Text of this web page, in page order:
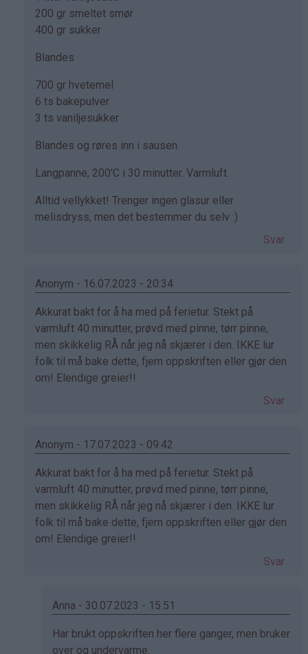
Svanhild
(ikke
bekreftet)
200 gr smeltet smør
400 gr sukker
Blandes
700 gr hvetemel
6 ts bakepulver
3 ts vaniljesukker
Blandes og røres inn i sausen
Langpanne, 200'C i 30 minutter. Varmluft.
Alltid vellykket! Trenger ingen glasur eller
melisdryss, men det bestemmer du selv :)
Svar
Anonym - 16.07.2023 - 20:34
Som
svar
på
av
Svanhild
Akkurat bakt for å ha med på ferietur. Stekt på
varmluft 40 minutter, prøvd med pinne, tørr pinne,
men skikkelig RÅ når jeg nå skjærer i den. IKKE lur
folk til må bake dette, fjern oppskriften eller gjør den
om! Elendige greier!!
Svar
Anonym - 17.07.2023 - 09:42
Som
svar
på
av
Svanhild
Akkurat bakt for å ha med på ferietur. Stekt på
varmluft 40 minutter, prøvd med pinne, tørr pinne,
men skikkelig RÅ når jeg nå skjærer i den. IKKE lur
folk til må bake dette, fjern oppskriften eller gjør den
om! Elendige greier!!
Svar
Anna - 30.07.2023 - 15:51
Som
svar
Har brukt oppskriften her flere ganger, men bruker
over og undervarme.